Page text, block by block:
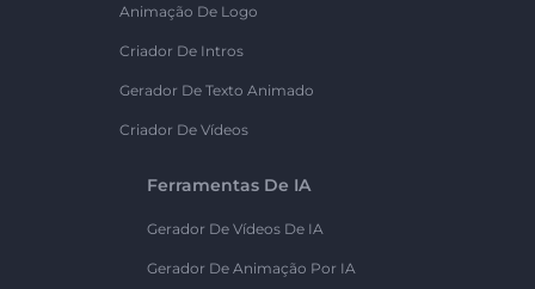
Animação De Logo
Criador De Intros
Gerador De Texto Animado
Criador De Vídeos
Ferramentas De IA
Gerador De Vídeos De IA
Gerador De Animação Por IA